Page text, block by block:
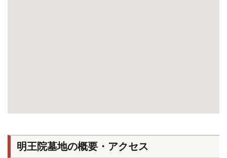
明王院墓地の概要・アクセス